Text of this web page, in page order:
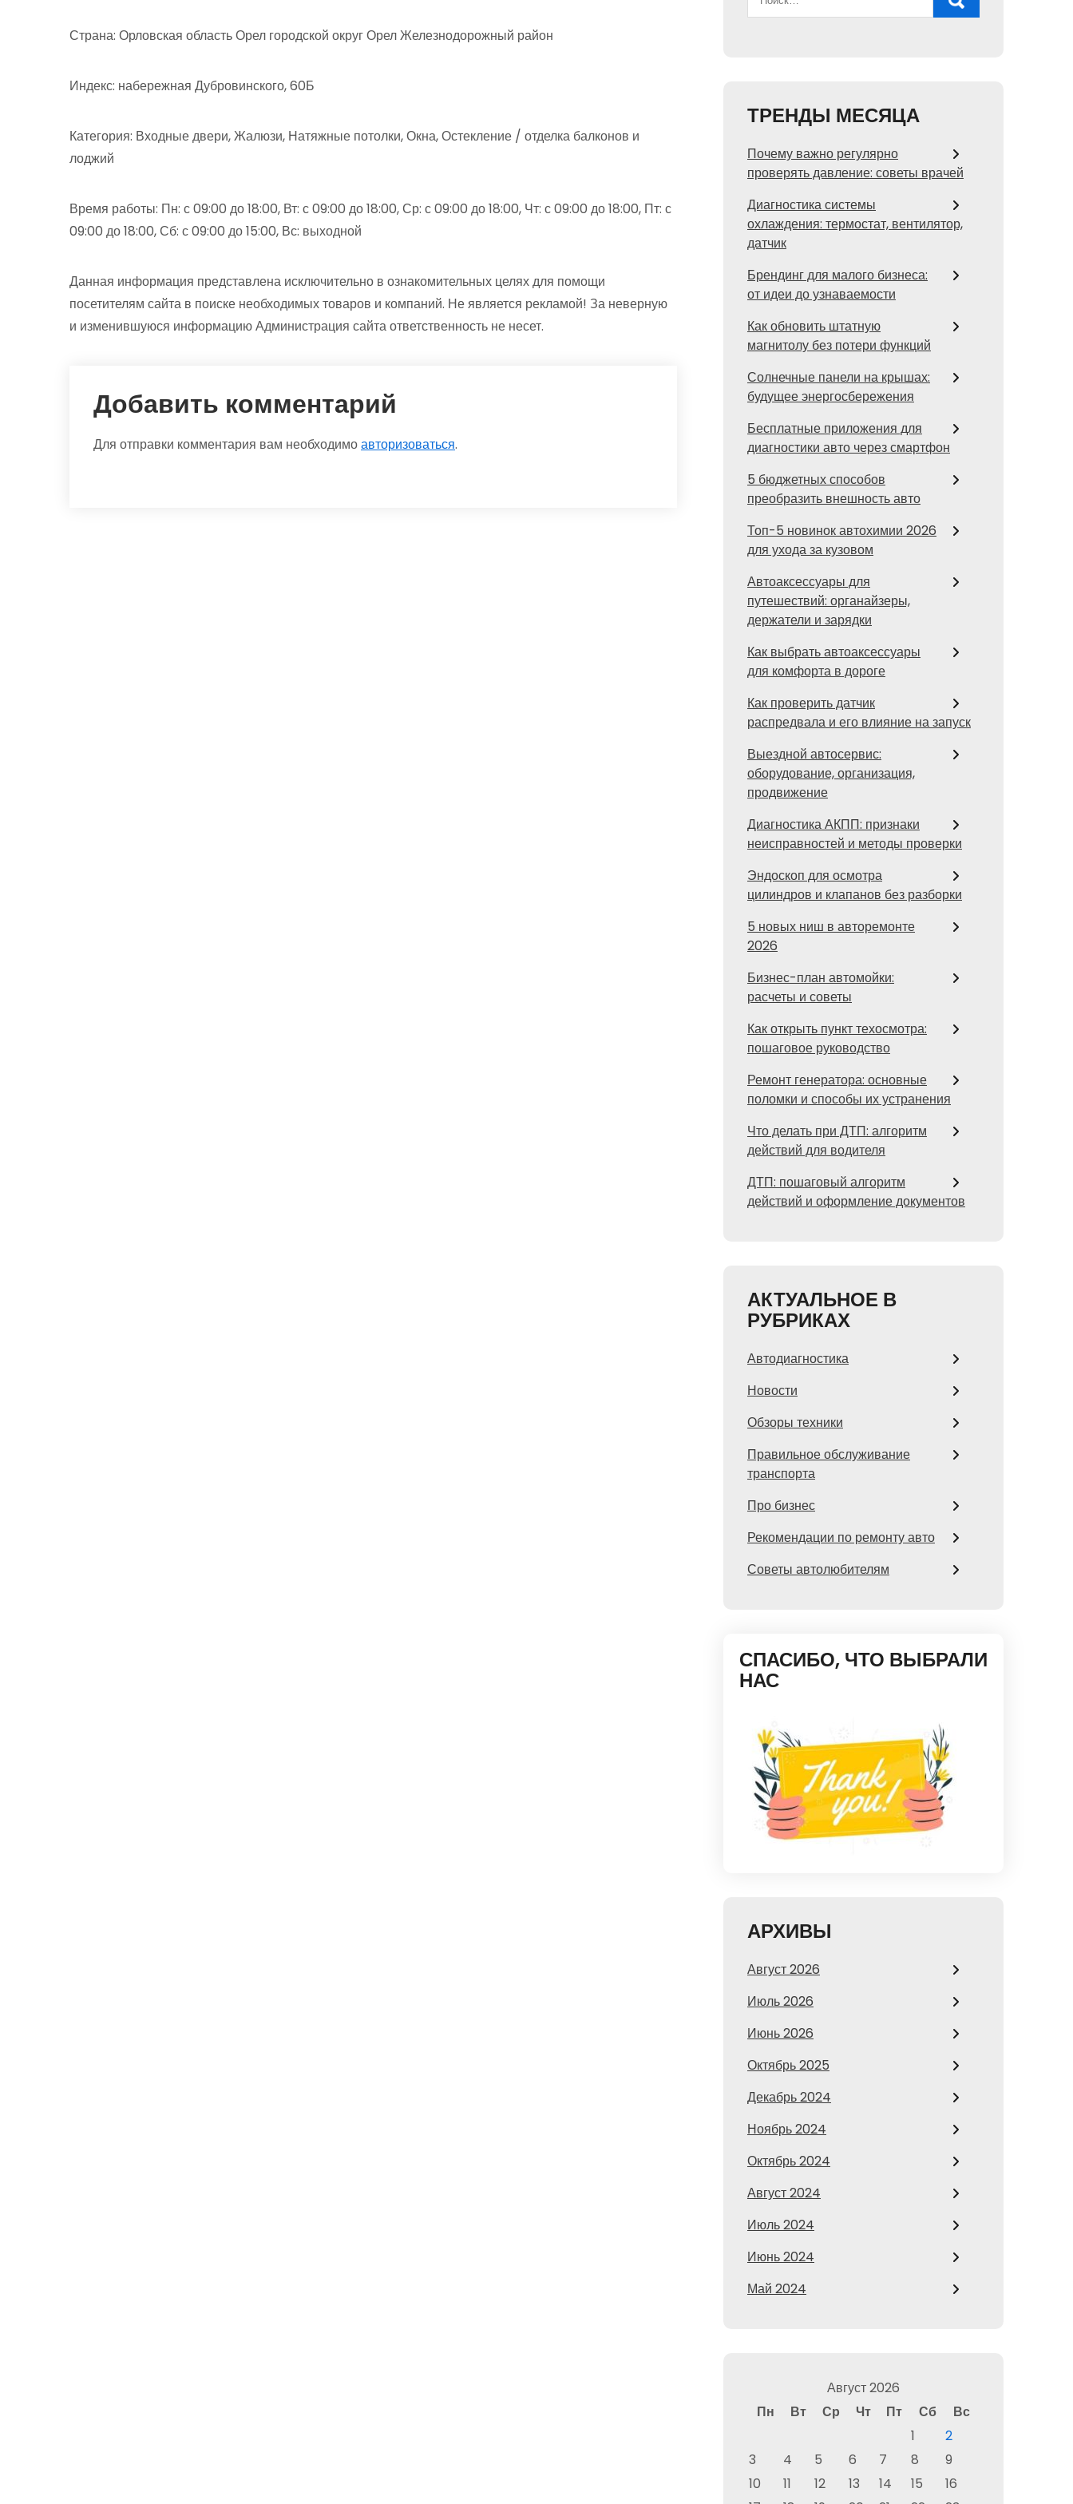
Страна: Орловская область Орел городской округ Орел Железнодорожный район
Индекс: набережная Дубровинского, 60Б
Категория: Входные двери, Жалюзи, Натяжные потолки, Окна, Остекление / отделка балконов и
лоджий
Время работы: Пн: с 09:00 до 18:00, Вт: с 09:00 до 18:00, Ср: с 09:00 до 18:00, Чт: с 09:00 до 18:00, Пт: с
09:00 до 18:00, Сб: с 09:00 до 15:00, Вс: выходной
Данная информация представлена исключительно в ознакомительных целях для помощи
посетителям сайта в поиске необходимых товаров и компаний. Не является рекламой! За неверную
и изменившуюся информацию Администрация сайта ответственность не несет.
Добавить комментарий
Для отправки комментария вам необходимоавторизоваться.
ТРЕНДЫ МЕСЯЦА
Почему важно регулярно
проверять давление: советы врачей
Диагностика системы
охлаждения: термостат, вентилятор,
датчик
Брендинг для малого бизнеса:
от идеи до узнаваемости
Как обновить штатную
магнитолу без потери функций
Солнечные панели на крышах:
будущее энергосбережения
Бесплатные приложения для
диагностики авто через смартфон
5 бюджетных способов
преобразить внешность авто
Топ-5 новинок автохимии 2026
для ухода за кузовом
Автоаксессуары для
путешествий: органайзеры,
держатели и зарядки
Как выбрать автоаксессуары
для комфорта в дороге
Как проверить датчик
распредвала и его влияние на запуск
Выездной автосервис:
оборудование, организация,
продвижение
Диагностика АКПП: признаки
неисправностей и методы проверки
Эндоскоп для осмотра
цилиндров и клапанов без разборки
5 новых ниш в авторемонте
2026
Бизнес-план автомойки:
расчеты и советы
Как открыть пункт техосмотра:
пошаговое руководство
Ремонт генератора: основные
поломки и способы их устранения
Что делать при ДТП: алгоритм
действий для водителя
ДТП: пошаговый алгоритм
действий и оформление документов
АКТУАЛЬНОЕ В
РУБРИКАХ
Автодиагностика
Новости
Обзоры техники
Правильное обслуживание
транспорта
Про бизнес
Рекомендации по ремонту авто
Советы автолюбителям
СПАСИБО, ЧТО ВЫБРАЛИ
НАС
АРХИВЫ
Август 2026
Июль 2026
Июнь 2026
Октябрь 2025
Декабрь 2024
Ноябрь 2024
Октябрь 2024
Август 2024
Июль 2024
Июнь 2024
Май 2024
Август 2026
Пн
Вт Ср Чт Пт Сб
Вс
1
2
3
4 5 6 7 8
9
10
11 12 13 14 15
16